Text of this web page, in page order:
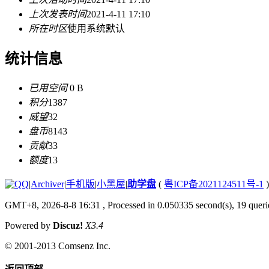
上次发表时间2021-4-11 17:10
所在时区使用系统默认
统计信息
已用空间0 B
积分1387
威望32
盘币8143
贡献33
额度13
|Archiver|手机版|小黑屋|助学盘 ( 粤ICP备2021124511号-1 )
GMT+8, 2026-8-8 16:31 , Processed in 0.050335 second(s), 19
Powered by Discuz! X3.4
© 2001-2013 Comsenz Inc.